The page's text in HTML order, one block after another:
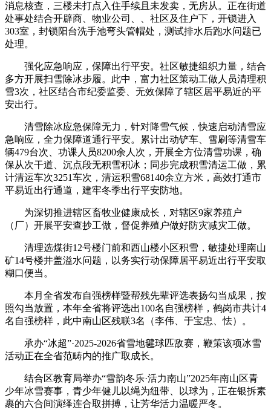
消息核查，三楼未打点入住手续且未发卖，无房从。正在街道
处事处结合开辟商、物业公司、、社区及住户下，开锁进入
303室，封锁阳台洗手池弯头管帽处，测试排水后跑水问题已
处理。
强化应急响应，保障出行平安。社区敏捷组织力量，结合
多方开展扫雪除冰步履。此中，富力社区策动工做人员清理积
雪3次，社区结合市纪委监委、无效保障了辖区居平易近的平
安出行。
清雪除冰应急保障无力，针对降雪气候，快速启动清雪应
急响应，全力保障道通行平安。累计出动铲车、雪刷等清雪车
辆479台次、功课人员8200余人次，开展全方位清雪功课，确
保从次干道、沉点段无积雪积冰；同步完成积雪清运工做，累
计清运车次3251车次，清运积雪68140余立方米，高效打通市
平易近出行通道，建牢冬季出行平安防地。
为深切推进辖区畜牧业健康成长，对辖区9家养殖户
（厂）开展平安查抄工做，督促养殖户做好防灾减灾工做。
清理选煤街12号楼门前和西山楼小区积雪，敏捷处理南山
矿14号楼井盖溢水问题，以务实行动保障居平易近出行平安取
糊口便当。
本月全省发布自强榜样暨帮残先辈评选表扬勾当成果，按
照勾当放置，本年全省将评选出100名自强榜样，鹤岗市共计4
名自强榜样，此中南山区残联3名（李伟、于宝忠、怯）。
承办“冰超”·2025-2026省雪地毽球匹敌赛，鞭策该项冰雪
活动正在全省范畴内的推广取成长。
结合区教育局举办“雪韵冬乐·活力南山”2025年南山区青
少年冰雪赛事，青少年健儿以绳为纽带、以球为，正在银拆素
裹的六合间演绎连合取拼搏，让芳华活力温暖严冬。